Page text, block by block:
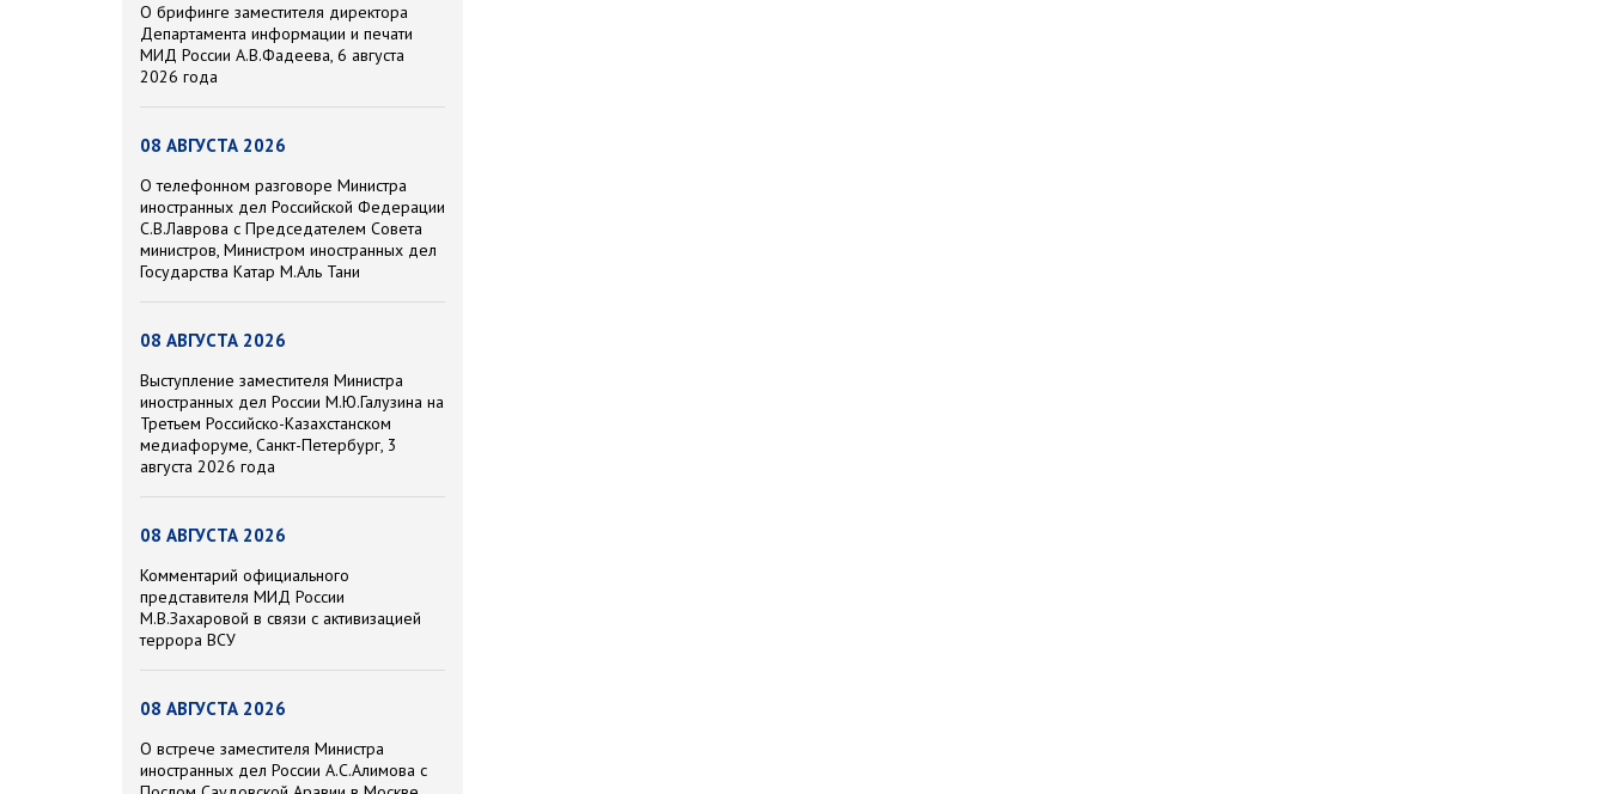
О брифинге заместителя директора
Департамента информации и печати
МИД России А.В.Фадеева, 6 августа
2026 года
08 АВГУСТА 2026
О телефонном разговоре Министра
иностранных дел Российской Федерации
С.В.Лаврова с Председателем Совета
министров, Министром иностранных дел
Государства Катар М.Аль Тани
08 АВГУСТА 2026
Выступление заместителя Министра
иностранных дел России М.Ю.Галузина на
Третьем Российско-Казахстанском
медиафоруме, Санкт-Петербург, 3
августа 2026 года
08 АВГУСТА 2026
Комментарий официального
представителя МИД России
М.В.Захаровой в связи с активизацией
террора ВСУ
08 АВГУСТА 2026
О встрече заместителя Министра
иностранных дел России А.С.Алимова с